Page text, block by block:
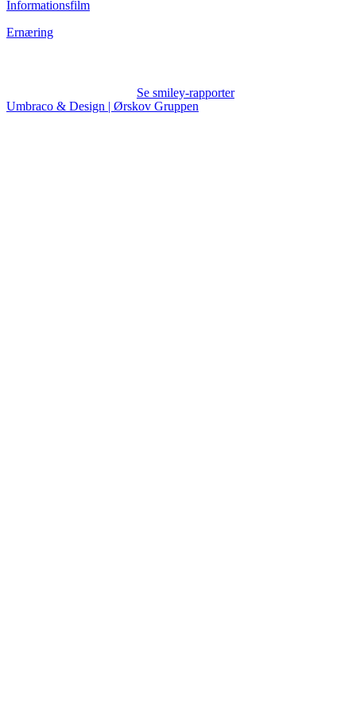
Informationsfilm
Ernæring
Se smiley-rapporter
Umbraco & Design | Ørskov Gruppen